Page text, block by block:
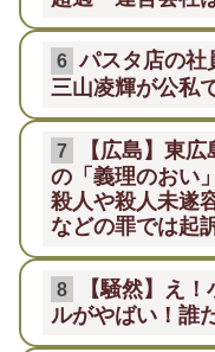
6 パスタ店の社
三山凌輝が公私
7
【広島】東
の「義理のおい
殺人や殺人未遂
などの罪では起
8
【騒然】え
ルがやばい！誰